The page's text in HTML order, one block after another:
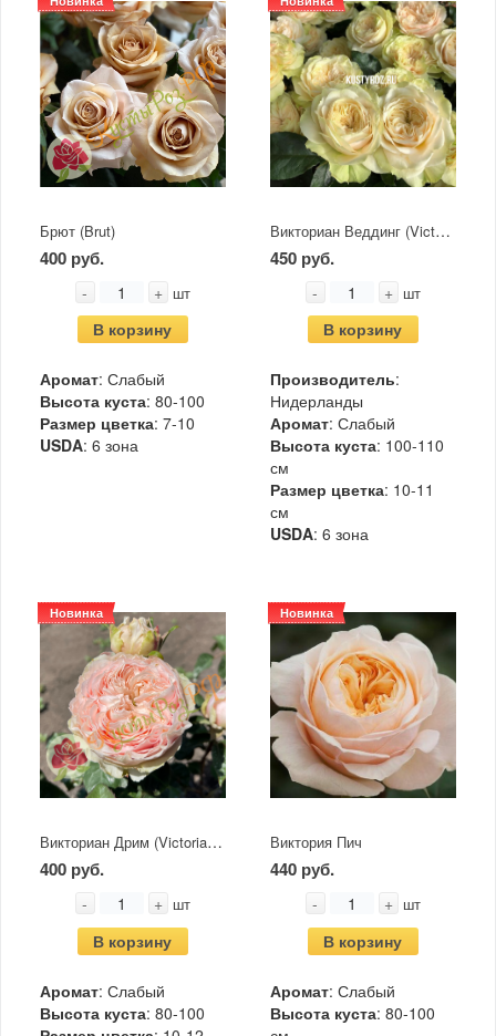
Брют (Brut)
400 руб.
- + шт
В корзину
Аромат: Слабый
Высота куста: 80-100
Размер цветка: 7-10
USDA: 6 зона
Викториан Веддинг (Victorian Wedding)
450 руб.
- + шт
В корзину
Производитель:
Нидерланды
Аромат: Слабый
Высота куста: 100-110
см
Размер цветка: 10-11
см
USDA: 6 зона
Новинка
Викториан Дрим (Victorian Dream)
400 руб.
- + шт
В корзину
Аромат: Слабый
Высота куста: 80-100
Новинка
Виктория Пич
440 руб.
- + шт
В корзину
Аромат: Слабый
Высота куста: 80-100